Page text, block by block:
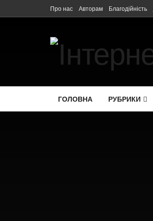
Про нас Авторам Благодійність
ГОЛОВНА РУБРИКИ